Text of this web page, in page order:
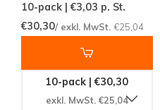
10-pack | €3,03 p. St.
€30,30/ exkl. MwSt. €25,04
10-pack | €30,30
exkl. MwSt. €25,04